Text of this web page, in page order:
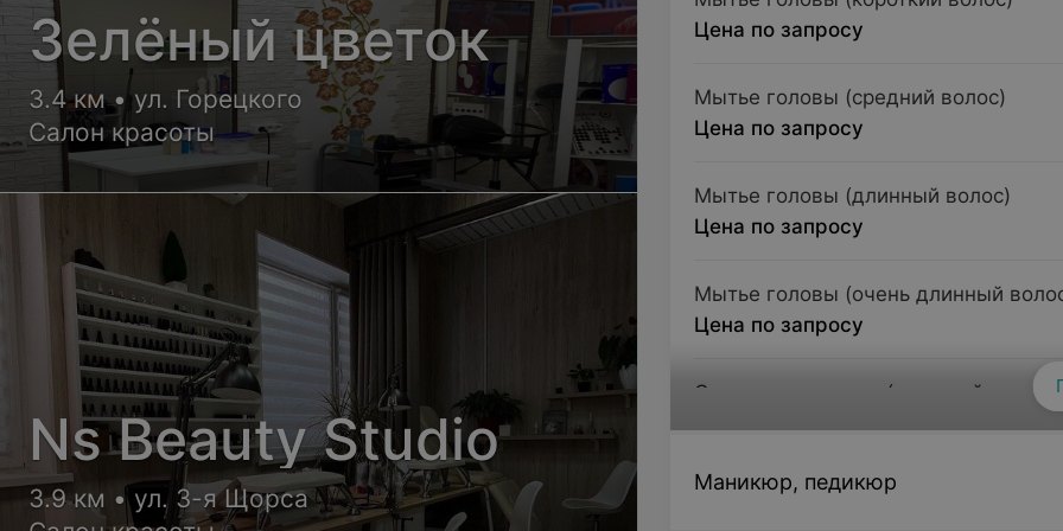
Цена по запросу
Мытье головы (средний волос)
Цена по запросу
Мытье головы (длинный волос)
Цена по запросу
Мытье головы (очень длинный
Цена по запросу
Спа мытье головы (короткий волос)
Маникюр, педикюр
Зелёный цветок
3.4 км • ул. Горецкого
Салон красоты
Ns Beauty Studio
3.9 км • ул. 3-я Щорса